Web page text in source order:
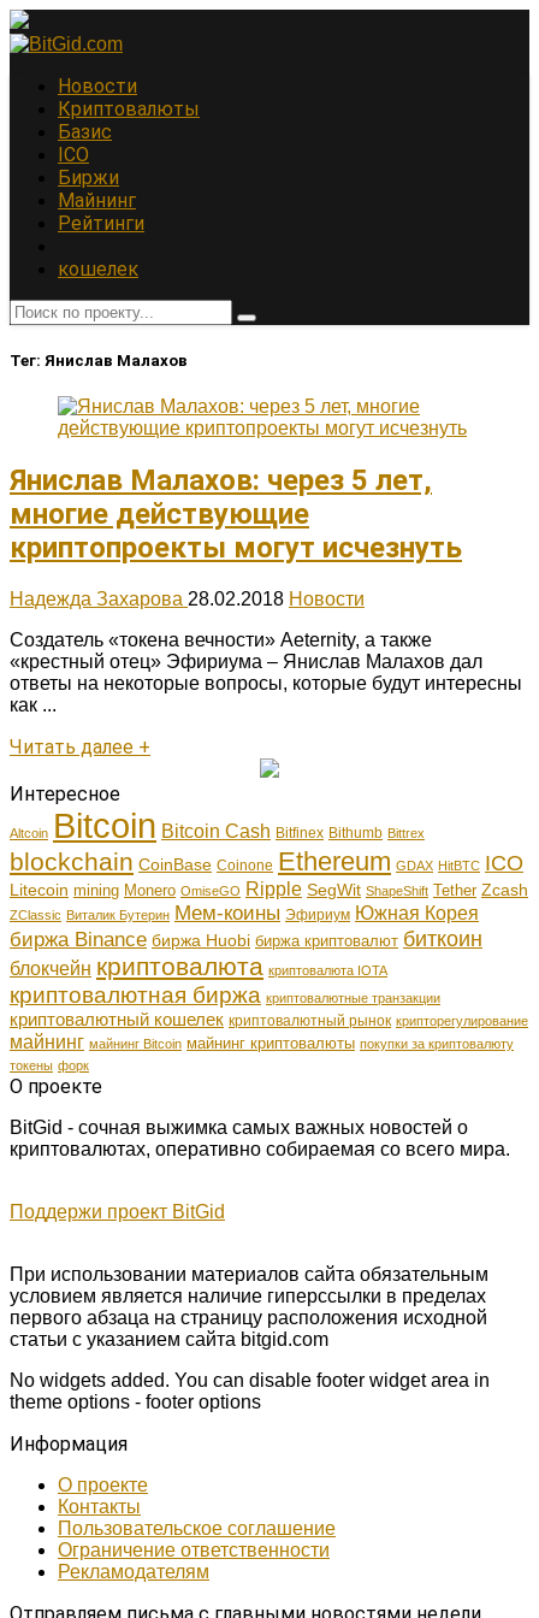
Новости
Криптовалюты
Базис
ICO
Биржи
Майнинг
Рейтинги
кошелек
Тег: Янислав Малахов
Янислав Малахов: через 5 лет,
многие действующие
криптопроекты могут исчезнуть
Надежда Захарова 28.02.2018 Новости
Создатель «токена вечности» Aeternity, а также
«крестный отец» Эфириума – Янислав Малахов дал
ответы на некоторые вопросы, которые будут интересны
как ...
Читать далее +
Интересное
Altcoin Bitcoin Bitcoin Cash Bitfinex Bithumb Bittrex
blockchain CoinBase Coinone Ethereum GDAX HitBTC ICO
Litecoin mining Monero OmiseGO Ripple SegWit ShapeShift Tether Zcash
ZClassic Виталик Бутерин Мем-коины Эфириум Южная Корея
биржа Binance биржа Huobi биржа криптовалют биткоин
блокчейн криптовалюта криптовалюта IOTA
криптовалютная биржа криптовалютные транзакции
криптовалютный кошелек криптовалютный рынок крипторегулирование
майнинг майнинг Bitcoin майнинг криптовалюты покупки за криптовалюту
токены форк
О проекте
BitGid - сочная выжимка самых важных новостей о
криптовалютах, оперативно собираемая со всего мира.
Поддержи проект BitGid
При использовании материалов сайта обязательным
условием является наличие гиперссылки в пределах
первого абзаца на страницу расположения исходной
статьи с указанием сайта bitgid.com
No widgets added. You can disable footer widget area in
theme options - footer options
Информация
О проекте
Контакты
Пользовательское соглашение
Ограничение ответственности
Рекламодателям